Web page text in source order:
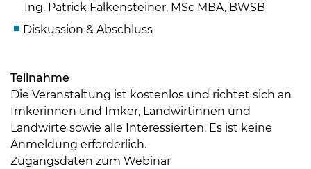
Ing. Patrick Falkensteiner, MSc MBA, BWSB
Diskussion & Abschluss
Teilnahme
Die Veranstaltung ist kostenlos und richtet sich an
Imkerinnen und Imker, Landwirtinnen und
Landwirte sowie alle Interessierten. Es ist keine
Anmeldung erforderlich.
Zugangsdaten zum Webinar